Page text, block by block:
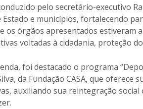
pelo secretário-executivo
e municípios, fortalecendo
os órgãos apresentados estiveram a
voltadas à cidadania, proteção
foi destacado o programa
da Fundação CASA, que oferece
auxiliando sua reintegração social